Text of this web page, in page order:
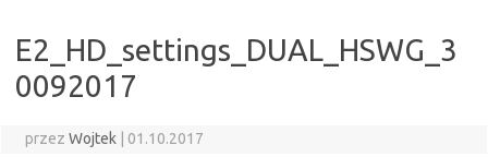
E2_HD_settings_DUAL_HSWG_3
0092017
przez Wojtek 01.10.2017